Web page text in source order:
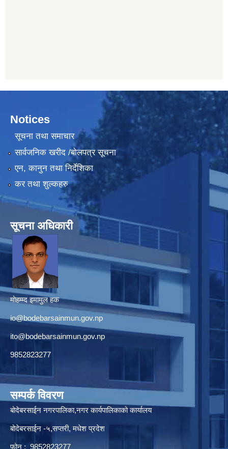
Notices
सूचना तथा समाचार
सार्वजनिक खरीद /बोलपत्र सूचना
एन, कानुन तथा निर्देशिका
कर तथा शुल्कहरु
सूचना अधिकारी
मोहम्म्द इमामुल हक
io@bodebarsainmun.gov.np
ito@bodebarsainmun.gov.np
9852823277
सम्पर्क विवरण
बोदेबरसाईन नगरपालिका,नगर कार्यपालिकाको कार्यालय
बोदेबरसाईन -५,सप्तरी, मधेश प्रदेश
फोन : 9852823277